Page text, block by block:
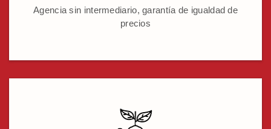
Agencia sin intermediario, garantía de igualdad de
precios